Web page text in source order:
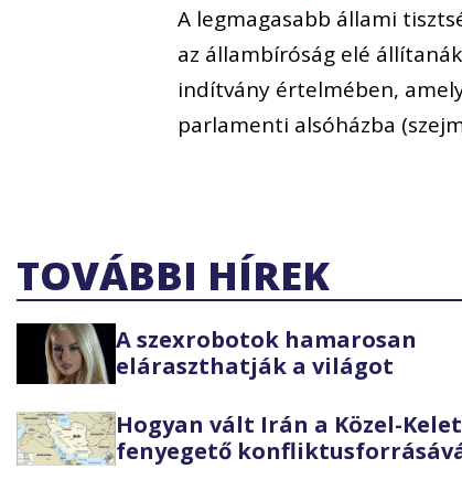
A legmagasabb állami
az állambíróság elé
indítvány értelmében,
parlamenti alsóházba
TOVÁBBI HÍREK
A szexrobotok hamarosan
eláraszthatják a világot
Hogyan vált Irán a Közel-
fenyegető